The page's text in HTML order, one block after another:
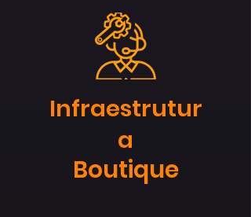
Infraestrutur
a
Boutique